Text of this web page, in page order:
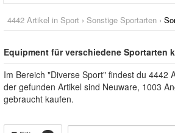
4442 Artikel in Sport › Sonstige Sportarten ›
Equipment für verschiedene Sportarten
Im Bereich "Diverse Sport" findest du 4442
der gefunden Artikel sind Neuware, 1003
gebraucht kaufen.